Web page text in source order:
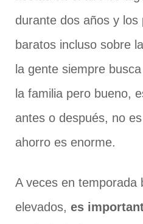
durante dos años y los
baratos incluso sobre
la gente siempre
la familia pero bueno,
antes o después, no
ahorro es enorme.
A veces en temporada
elevados, es